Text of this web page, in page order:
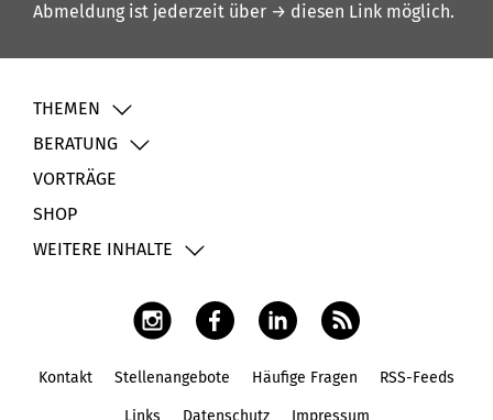
Abmeldung ist jederzeit über → diesen Link möglich.
THEMEN
BERATUNG
VORTRÄGE
SHOP
WEITERE INHALTE
Kontakt Stellenangebote Häufige Fragen RSS-Feeds